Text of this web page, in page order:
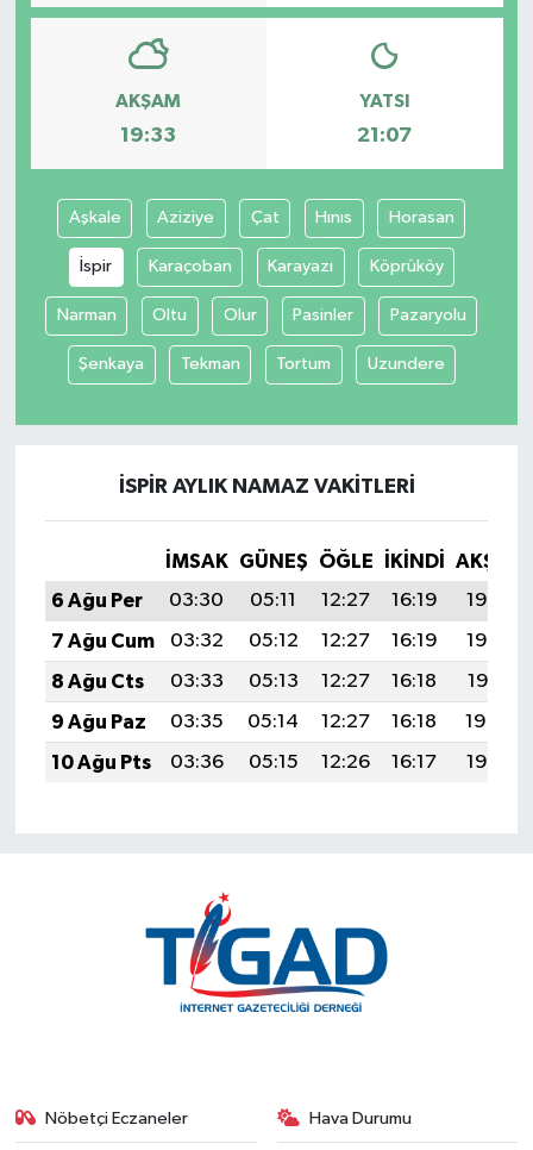
AKŞAM
19:33
YATSI
21:07
Aşkale Aziziye Çat Hınıs Horasan
İspir Karaçoban Karayazı Köprüköy
Narman Oltu Olur Pasinler Pazaryolu
Şenkaya Tekman Tortum Uzundere
İSPIR AYLIK NAMAZ VAKITLERI
İMSAK GÜNEŞ ÖĞLE İKINDI
AKŞAM
6 Ağu Per
03:30 05:11 12:27 16:19
19:33
7 Ağu Cum
03:32 05:12 12:27 16:19
19:32
8 Ağu Cts
03:33 05:13 12:27 16:18
19:31
9 Ağu Paz
03:35 05:14 12:27 16:18
19:30
10 Ağu Pts
03:36 05:15 12:26 16:17 19:28
Nöbetçi Eczaneler Hava Durumu